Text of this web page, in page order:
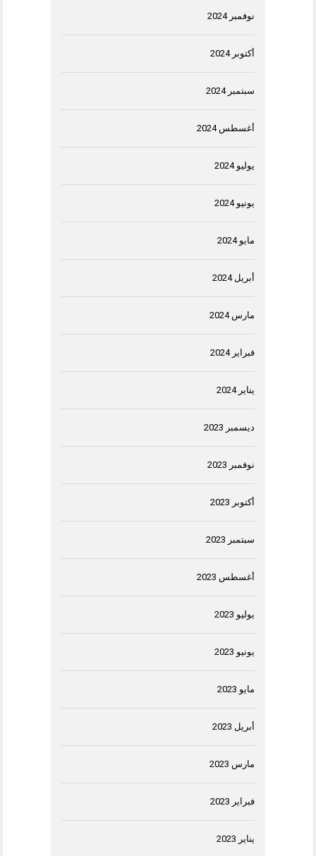
نوفمبر 2024
أكتوبر 2024
سبتمبر 2024
أغسطس 2024
يوليو 2024
يونيو 2024
مايو 2024
أبريل 2024
مارس 2024
فبراير 2024
يناير 2024
ديسمبر 2023
نوفمبر 2023
أكتوبر 2023
سبتمبر 2023
أغسطس 2023
يوليو 2023
يونيو 2023
مايو 2023
أبريل 2023
مارس 2023
فبراير 2023
يناير 2023